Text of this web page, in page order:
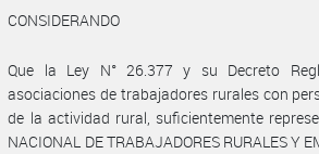
CONSIDERANDO
Que la Ley N° 26.377 y su Decreto
asociaciones de trabajadores rurales con
de la actividad rural, suficientemente
NACIONAL DE TRABAJADORES RURALES Y